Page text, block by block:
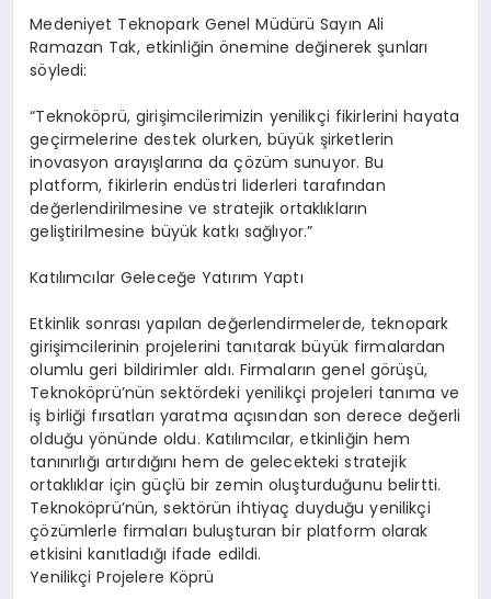
Medeniyet Teknopark Genel Müdürü Sayın Ali
Ramazan Tak, etkinliğin önemine değinerek şunları
söyledi:
“Teknoköprü, girişimcilerimizin yenilikçi fikirlerini hayata
geçirmelerine destek olurken, büyük şirketlerin
inovasyon arayışlarına da çözüm sunuyor. Bu
platform, fikirlerin endüstri liderleri tarafından
değerlendirilmesine ve stratejik ortaklıkların
geliştirilmesine büyük katkı sağlıyor.”
Katılımcılar Geleceğe Yatırım Yaptı
Etkinlik sonrası yapılan değerlendirmelerde, teknopark
girişimcilerinin projelerini tanıtarak büyük firmalardan
olumlu geri bildirimler aldı. Firmaların genel görüşü,
Teknoköprü’nün sektördeki yenilikçi projeleri tanıma ve
iş birliği fırsatları yaratma açısından son derece değerli
olduğu yönünde oldu. Katılımcılar, etkinliğin hem
tanınırlığı artırdığını hem de gelecekteki stratejik
ortaklıklar için güçlü bir zemin oluşturduğunu belirtti.
Teknoköprü’nün, sektörün ihtiyaç duyduğu yenilikçi
çözümlerle firmaları buluşturan bir platform olarak
etkisini kanıtladığı ifade edildi.
Yenilikçi Projelere Köprü